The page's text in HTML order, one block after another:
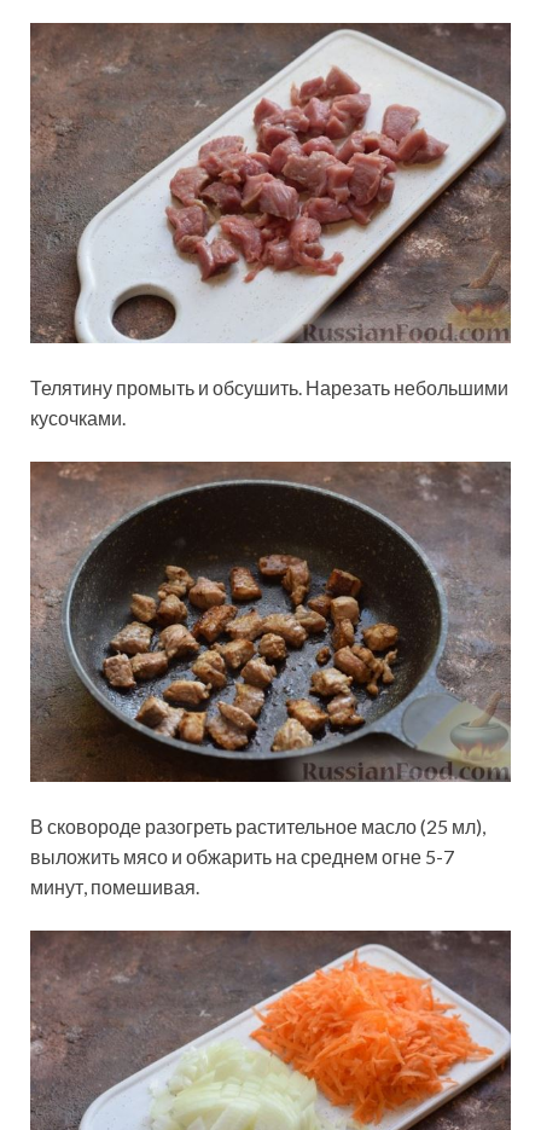
Телятину промыть и обсушить. Нарезать небольшими
кусочками.
В сковороде разогреть растительное масло (25 мл),
выложить мясо и обжарить на среднем огне 5-7
минут, помешивая.